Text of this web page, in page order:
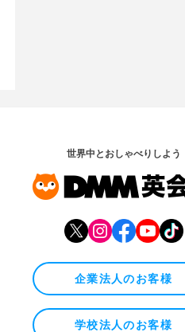
世界中とおしゃべりしよう
企業法人のお客様
学校法人のお客様